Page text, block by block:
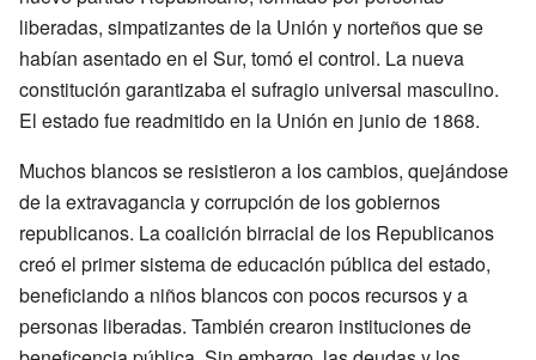
liberadas, simpatizantes de la Unión y norteños que se
habían asentado en el Sur, tomó el control. La nueva
constitución garantizaba el sufragio universal masculino.
El estado fue readmitido en la Unión en junio de 1868.
Muchos blancos se resistieron a los cambios, quejándose
de la extravagancia y corrupción de los gobiernos
republicanos. La coalición birracial de los Republicanos
creó el primer sistema de educación pública del estado,
beneficiando a niños blancos con pocos recursos y a
personas liberadas. También crearon instituciones de